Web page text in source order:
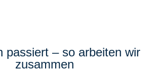
passiert – so arbeiten wir
zusammen